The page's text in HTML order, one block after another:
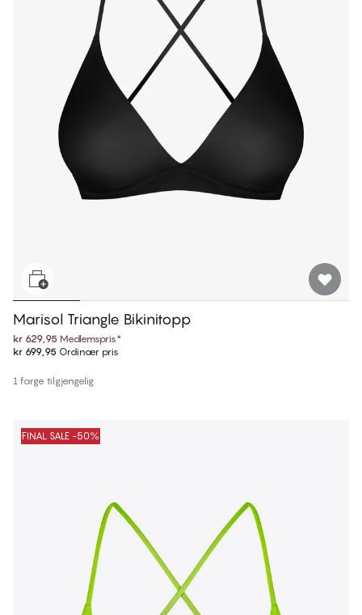
Marisol Triangle Bikinitopp
kr 629,95 Medlemspris*
kr 699,95 Ordinær pris
1 farge tilgjengelig
FINAL SALE -50%